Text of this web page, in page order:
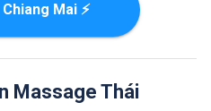
Mai ⚡
Massage Thái